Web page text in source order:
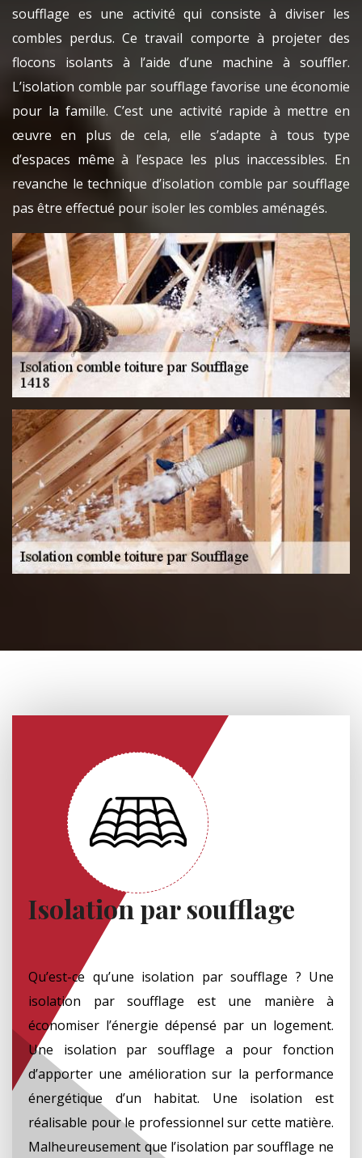
soufflage es une activité qui consiste à diviser les
combles perdus. Ce travail comporte à projeter des
flocons isolants à l’aide d’une machine à souffler.
L’isolation comble par soufflage favorise une économie
pour la famille. C’est une activité rapide à mettre en
œuvre en plus de cela, elle s’adapte à tous type
d’espaces même à l’espace les plus inaccessibles. En
revanche le technique d’isolation comble par soufflage
pas être effectué pour isoler les combles aménagés.
Isolation par soufflage
Qu’est-ce qu’une isolation par soufflage ? Une
isolation par soufflage est une manière à
économiser l’énergie dépensé par un logement.
Une isolation par soufflage a pour fonction
d’apporter une amélioration sur la performance
énergétique d’un habitat. Une isolation est
réalisable pour le professionnel sur cette matière.
Malheureusement que l’isolation par soufflage ne